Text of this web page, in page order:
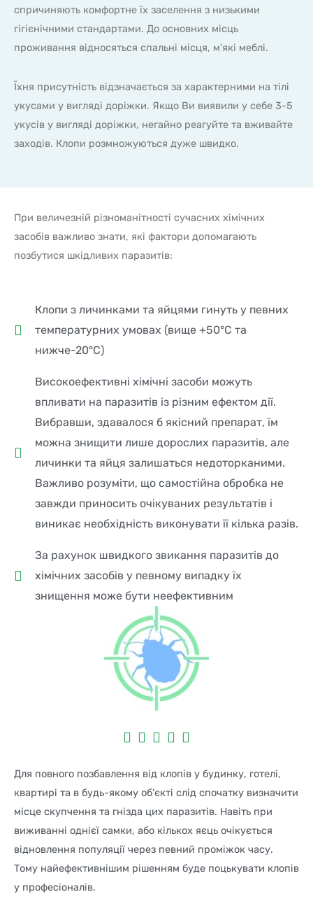
спричиняють комфортне їх заселення з низькими
гігієнічними стандартами. До основних місць
проживання відносяться спальні місця, м'які меблі.
Їхня присутність відзначається за характерними на тілі
укусами у вигляді доріжки. Якщо Ви виявили у себе 3-5
укусів у вигляді доріжки, негайно реагуйте та вживайте
заходів. Клопи розмножуються дуже швидко.
При величезній різноманітності сучасних хімічних
засобів важливо знати, які фактори допомагають
позбутися шкідливих паразитів:
Клопи з личинками та яйцями гинуть у певних
температурних умовах (вище +50°С та
нижче-20°С)
Високоефективні хімічні засоби можуть
впливати на паразитів із різним ефектом дії.
Вибравши, здавалося б якісний препарат, їм
можна знищити лише дорослих паразитів, але
личинки та яйця залишаться недоторканими.
Важливо розуміти, що самостійна обробка не
завжди приносить очікуваних результатів і
виникає необхідність виконувати її кілька разів.
За рахунок швидкого звикання паразитів до
хімічних засобів у певному випадку їх
знищення може бути неефективним
    
Для повного позбавлення від клопів у будинку, готелі,
квартирі та в будь-якому об'єкті слід спочатку визначити
місце скупчення та гнізда цих паразитів. Навіть при
виживанні однієї самки, або кількох яєць очікується
відновлення популяції через певний проміжок часу.
Тому найефективнішим рішенням буде поцькувати клопів
у професіоналів.